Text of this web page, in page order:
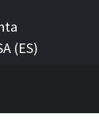
(ES)